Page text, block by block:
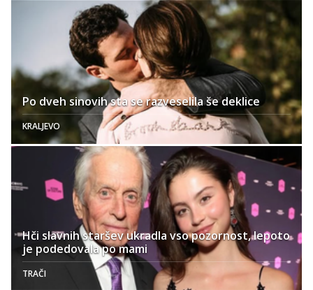
Po dveh sinovih sta se razveselila še deklice
KRALJEVO
Hči slavnih staršev ukradla vso pozornost, lepoto
je podedovala po mami
TRAČI